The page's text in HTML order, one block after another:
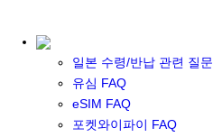
일본 수령/반납 관련 질문
유심 FAQ
eSIM FAQ
포켓와이파이 FAQ
포켓 와이파이 대여
일본 와이파이